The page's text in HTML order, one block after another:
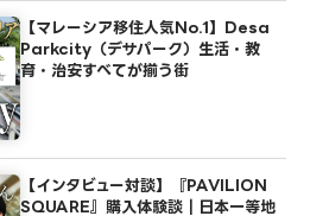
【マレーシア移住人気No.1】Desa
Parkcity（デサパーク）生活・教
育・治安すべてが揃う街
【インタビュー対談】『PAVILION
SQUARE』購入体験談｜日本一等地